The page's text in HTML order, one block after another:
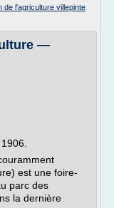
de l'agriculture villepinte
—
est une foire-
parc des
la dernière